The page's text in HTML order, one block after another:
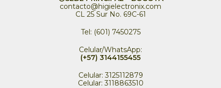
contacto@higielectronix.com
CL 25 Sur No. 69C-61
Tel: (601) 7450275
Celular/WhatsApp:
(+57) 3144155455
Celular: 3125112879
Celular: 3118863510